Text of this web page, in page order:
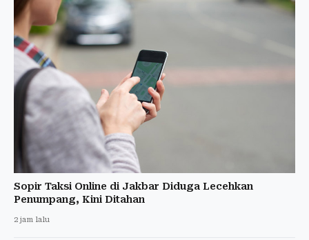
Sopir Taksi Online di Jakbar Diduga Lecehkan
Penumpang, Kini Ditahan
2 jam lalu